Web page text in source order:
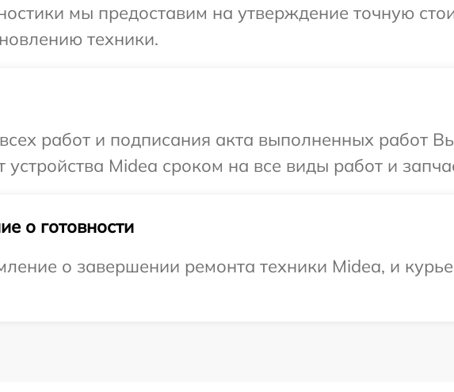
мы предоставим на утверждение точную
техники.
работ и подписания акта выполненных работ
Midea сроком на все виды работ и
о готовности
о завершении ремонта техники Midea, и